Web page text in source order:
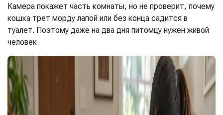
Камера покажет часть комнаты, но не проверит, почему
кошка трет морду лапой или без конца садится в
туалет. Поэтому даже на два дня питомцу нужен живой
человек.